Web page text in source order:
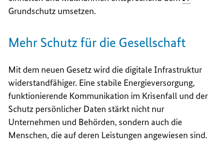
Grundschutz umsetzen.
Mehr Schutz für die Gesellschaft
Mit dem neuen Gesetz wird die digitale Infrastruktur
widerstandfähiger. Eine stabile Energieversorgung,
funktionierende Kommunikation im Krisenfall und der
Schutz persönlicher Daten stärkt nicht nur
Unternehmen und Behörden, sondern auch die
Menschen, die auf deren Leistungen angewiesen sind.